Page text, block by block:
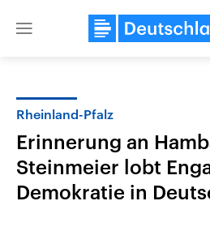
Close
Rheinland-Pfalz
Erinnerung an
Steinmeier lobt
Demokratie in